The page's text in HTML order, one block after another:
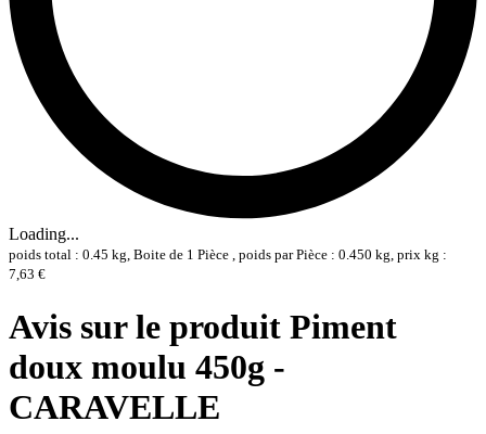
Loading...
poids total : 0.45 kg, Boite de 1 Pièce , poids par Pièce : 0.450 kg, prix kg :
7,63 €
Avis sur le produit Piment
doux moulu 450g -
CARAVELLE